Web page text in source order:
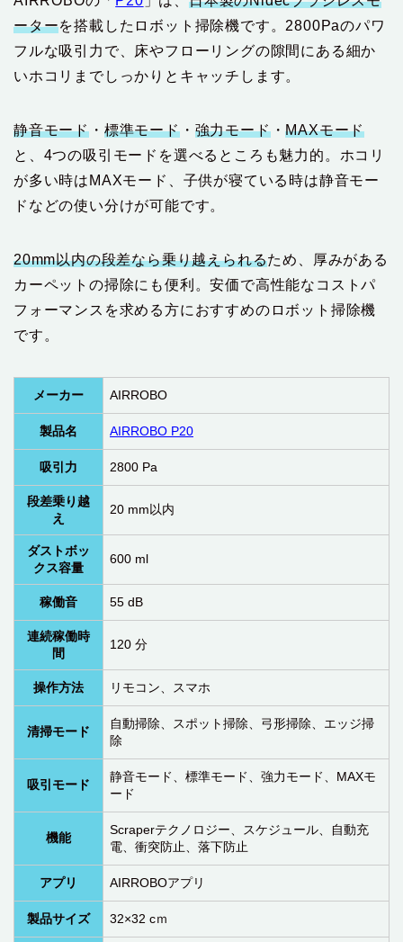
ーターを搭載したロボット掃除機です。2800Paのパワ
フルな吸引力で、床やフローリングの隙間にある細か
いホコリまでしっかりとキャッチします。
静音モード ・ 標準モード・ 強力モード・MAXモード
と、4つの吸引モードを選べるところも魅力的。ホコリ
が多い時はMAXモード、子供が寝ている時は静音モー
ドなどの使い分けが可能です。
20mm以内の段差なら乗り越えられるため、厚みがある
カーペットの掃除にも便利。安価で高性能なコストパ
フォーマンスを求める方におすすめのロボット掃除機
です。
メーカー AIRROBO
製品名 AIRROBO P20
吸引力 2800 Pa
段差乗り越
え
20 mm以内
ダストボッ
クス容量
600 ml
稼働音 55 dB
連続稼働時
間
120 分
操作方法 リモコン、スマホ
清掃モード
自動掃除、スポット掃除、弓形掃除、エッジ掃
除
吸引モード
静音モード、標準モード、強力モード、MAXモ
ード
機能
Scraperテクノロジー、スケジュール、自動充
電、衝突防止、落下防止
アプリ AIRROBOアプリ
製品サイズ 32×32 cｍ